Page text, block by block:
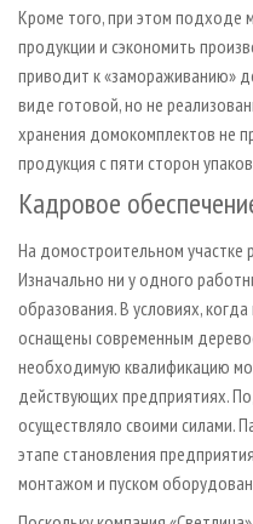
Кроме того, при этом подходе
продукции и сэкономить
приводит к «замораживанию»
виде готовой, но не
хранения домокомплектов не
продукция с пяти сторон
Кадровое
На домостроительном участке
Изначально ни у одного
образования. В условиях,
оснащены современным
необходимую квалификацию
действующих предприятиях.
осуществляло своими силами.
этапе становления
монтажом и пуском